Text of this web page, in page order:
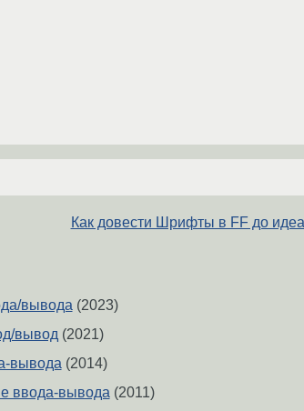
Как довести Шрифты в FF до
вывода(2023)
вывод(2021)
вывода(2014)
ввода-вывода(2011)